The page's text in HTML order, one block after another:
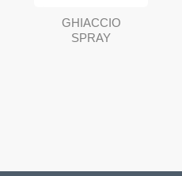
GHIACCIO
SPRAY